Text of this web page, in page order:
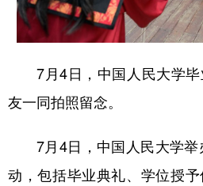
7月4日，中国人民大学毕
友一同拍照留念。
7月4日，中国人民大学举
动，包括毕业典礼、学位授